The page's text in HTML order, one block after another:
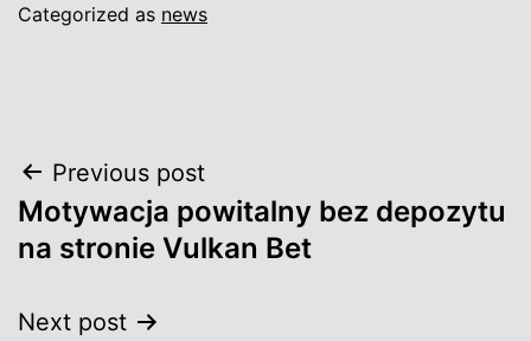
Categorized as news
Post
navigation
Previous post
Motywacja powitalny bez depozytu
na stronie Vulkan Bet
Next post